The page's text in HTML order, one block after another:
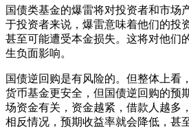
国债类基金的爆雷将对投资者和市场
于投资者来说，爆雷意味着他们的投
甚至可能遭受本金损失。这将对他们
生负面影响。
国债逆回购是有风险的。但整体上看
货币基金更安全，但国债逆回购的预
场资金有关，资金越紧，借款人越多
相反情况，预期收益率就会降低，甚